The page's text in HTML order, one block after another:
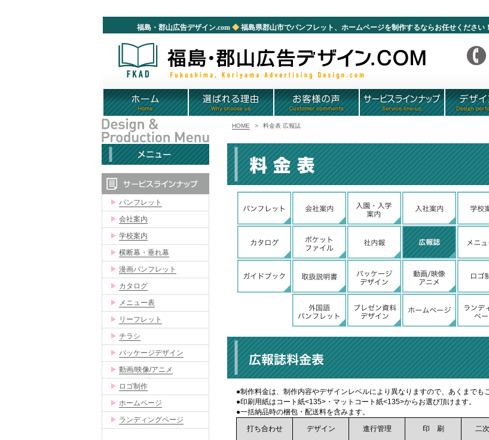
福島・郡山広告デザイン.com ◆福島県郡山市でパンフレット、ホームページを制作するならお任せくださ
HOME > 料金表 広報誌
●制作料金は、制作内容やデザインレベルにより異なりますので、あくまでも
●印刷用紙はコート紙<135>・マットコート紙<135>からお選び頂けます。
●一括納品時の梱包・配送料を含みます。
打ち合わせ
デザイン 進行管理 印 刷 二
▶ パンフレット
▶ 会社案内
▶ 学校案内
▶ 横断幕・垂れ幕
▶ 漫画パンフレット
▶ カタログ
▶ メニュー表
▶
リーフレット
▶ チラシ
▶ パッケージデザイン
▶ 動画/映像/アニメ
▶ ロゴ制作
▶ ホームページ
▶ ランディングページ